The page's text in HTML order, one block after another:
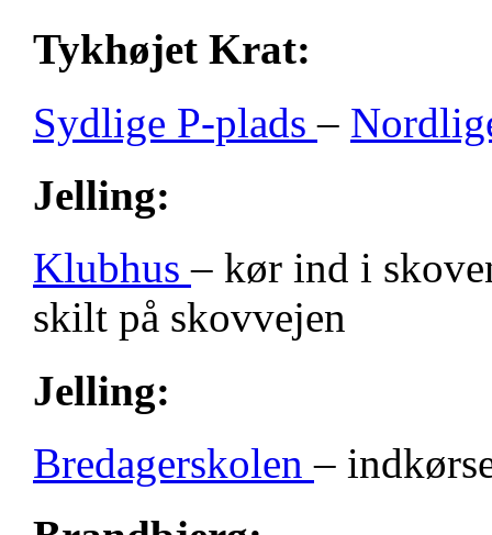
Tykhøjet Krat:
Sydlige P-plads–
Jelling:
Klubhus– kør ind i
skilt på skovvejen
Jelling:
Bredagerskolen–